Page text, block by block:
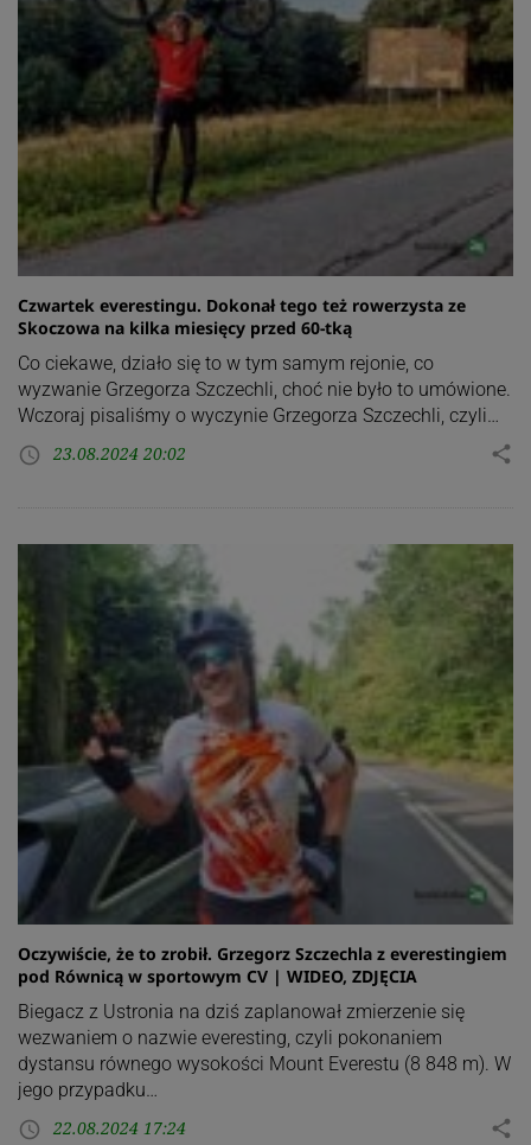
Czwartek everestingu. Dokonał tego też rowerzysta ze
Skoczowa na kilka miesięcy przed 60-tką
Co ciekawe, działo się to w tym samym rejonie, co
wyzwanie Grzegorza Szczechli, choć nie było to umówione.
Wczoraj pisaliśmy o wyczynie Grzegorza Szczechli, czyli…
access_time 23.08.2024 20:02 share
Oczywiście, że to zrobił. Grzegorz Szczechla z everestingiem
pod Równicą w sportowym CV | WIDEO, ZDJĘCIA
Biegacz z Ustronia na dziś zaplanował zmierzenie się
wezwaniem o nazwie everesting, czyli pokonaniem
dystansu równego wysokości Mount Everestu (8 848 m). W
jego przypadku…
access_time 22.08.2024 17:24 share